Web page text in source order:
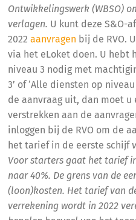
Ontwikkelingswerk (WBSO)
verlagen. U kunt deze S&O-
2022aanvragen bij de RVO.
via het eLoket doen. U hebt
niveau 3 nodig met
3’ of ‘Alle diensten op
de aanvraag uit, dan moet u
verstrekken aan de
inloggen bij de RVO om de
het tarief in de eerste schijf
Voor starters gaat het tarief
naar 40%. De grens van de
(loon)kosten. Het tarief van
verrekening wordt in 2022